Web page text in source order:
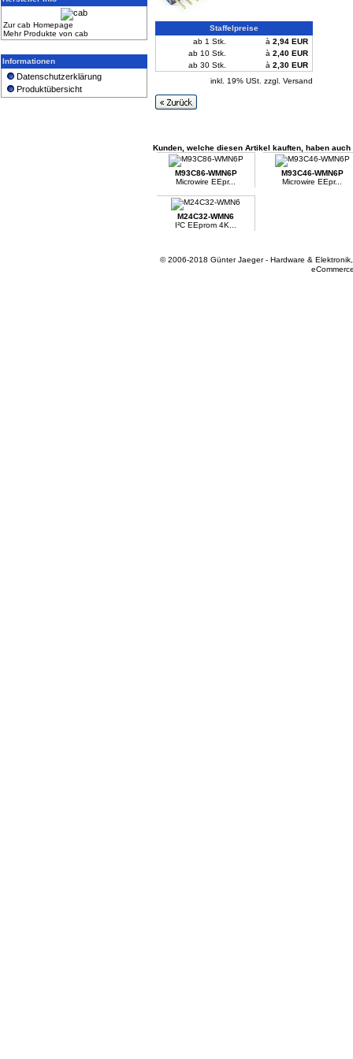
Zur cab Homepage
Mehr Produkte von cab
Informationen
Datenschutzerklärung
Produktübersicht
Staffelpreise
ab 1 Stk.
à 2,94 EUR
ab 10 Stk.
à 2,40 EUR
ab 30 Stk.
à 2,30 EUR
inkl. 19% USt. zzgl. Versand
Kunden, welche diesen Artikel kauften, haben
M93C86-WMN6P
Microwire EEpr...
M93C46-WMN6P
Microwire EEpr...
M24C32-WMN6
I²C EEprom 4K...
© 2006-2018 Günter Jaeger - Hardware &